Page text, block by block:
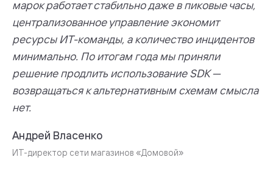
марок работает стабильно даже в пиковые часы,
централизованное управление экономит
ресурсы ИТ-команды, а количество инцидентов
минимально. По итогам года мы приняли
решение продлить использование SDK —
возвращаться к альтернативным схемам смысла
нет.
Андрей Власенко
ИТ-директор сети магазинов «Домовой»